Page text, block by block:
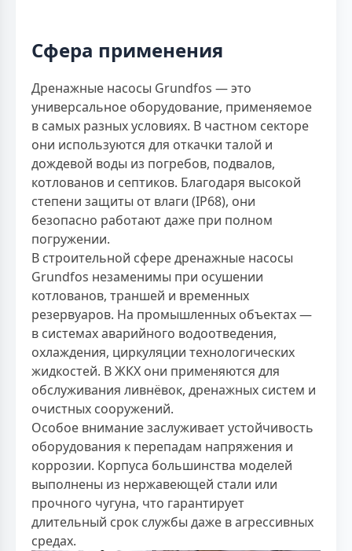
Сфера применения
Дренажные насосы Grundfos — это
универсальное оборудование, применяемое
в самых разных условиях. В частном секторе
они используются для откачки талой и
дождевой воды из погребов, подвалов,
котлованов и септиков. Благодаря высокой
степени защиты от влаги (IP68), они
безопасно работают даже при полном
погружении.
В строительной сфере дренажные насосы
Grundfos незаменимы при осушении
котлованов, траншей и временных
резервуаров. На промышленных объектах —
в системах аварийного водоотведения,
охлаждения, циркуляции технологических
жидкостей. В ЖКХ они применяются для
обслуживания ливнёвок, дренажных систем и
очистных сооружений.
Особое внимание заслуживает устойчивость
оборудования к перепадам напряжения и
коррозии. Корпуса большинства моделей
выполнены из нержавеющей стали или
прочного чугуна, что гарантирует
длительный срок службы даже в агрессивных
средах.